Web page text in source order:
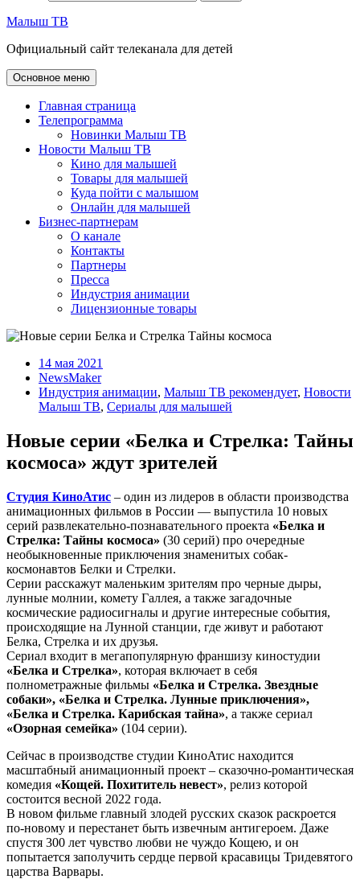
Малыш ТВ
Официальный сайт телеканала для детей
Основное меню
Главная страница
Телепрограмма
Новинки Малыш ТВ
Новости Малыш ТВ
Кино для малышей
Товары для малышей
Куда пойти с малышом
Онлайн для малышей
Бизнес-партнерам
О канале
Контакты
Партнеры
Пресса
Индустрия анимации
Лицензионные товары
14 мая 2021
NewsMaker
Индустрия анимации, Малыш ТВ рекомендует, Новости
Малыш ТВ, Сериалы для малышей
Новые серии «Белка и Стрелка: Тайны
космоса» ждут зрителей
Cтудия КиноАтис – один из лидеров в области производства
анимационных фильмов в России — выпустила 10 новых
серий развлекательно-познавательного проекта «Белка и
Стрелка: Тайны космоса» (30 серий) про очередные
необыкновенные приключения знаменитых собак-
космонавтов Белки и Стрелки.
Серии расскажут маленьким зрителям про черные дыры,
лунные молнии, комету Галлея, а также загадочные
космические радиосигналы и другие интересные события,
происходящие на Лунной станции, где живут и работают
Белка, Стрелка и их друзья.
Сериал входит в мегапопулярную франшизу киностудии
«Белка и Стрелка», которая включает в себя
полнометражные фильмы «Белка и Стрелка. Звездные
собаки», «Белка и Стрелка. Лунные приключения»,
«Белка и Стрелка. Карибская тайна», а также сериал
«Озорная семейка» (104 серии).
Сейчас в производстве студии КиноАтис находится
масштабный анимационный проект – сказочно-романтическая
комедия «Кощей. Похититель невест», релиз которой
состоится весной 2022 года.
В новом фильме главный злодей русских сказок раскроется
по-новому и перестанет быть извечным антигероем. Даже
спустя 300 лет чувство любви не чуждо Кощею, и он
попытается заполучить сердце первой красавицы Тридевятого
царства Варвары.